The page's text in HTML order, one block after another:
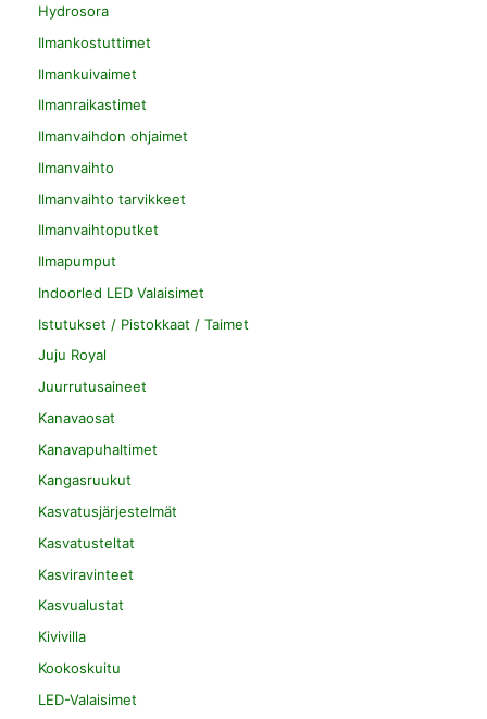
Hydrosora
Ilmankostuttimet
Ilmankuivaimet
Ilmanraikastimet
Ilmanvaihdon ohjaimet
Ilmanvaihto
Ilmanvaihto tarvikkeet
Ilmanvaihtoputket
Ilmapumput
Indoorled LED Valaisimet
Istutukset / Pistokkaat / Taimet
Juju Royal
Juurrutusaineet
Kanavaosat
Kanavapuhaltimet
Kangasruukut
Kasvatusjärjestelmät
Kasvatusteltat
Kasviravinteet
Kasvualustat
Kivivilla
Kookoskuitu
LED-Valaisimet